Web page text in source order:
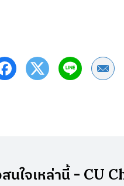
Share
นใจเหล่านี้ - CU